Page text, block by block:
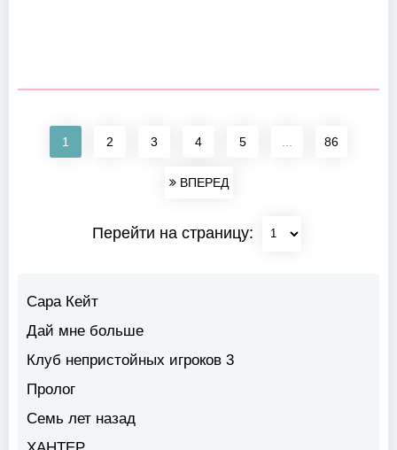
1 2 3 4 5 86
ВПЕРЕД
Перейти на страницу:
Сара Кейт
Дай мне больше
Клуб непристойных игроков 3
Пролог
Семь лет назад